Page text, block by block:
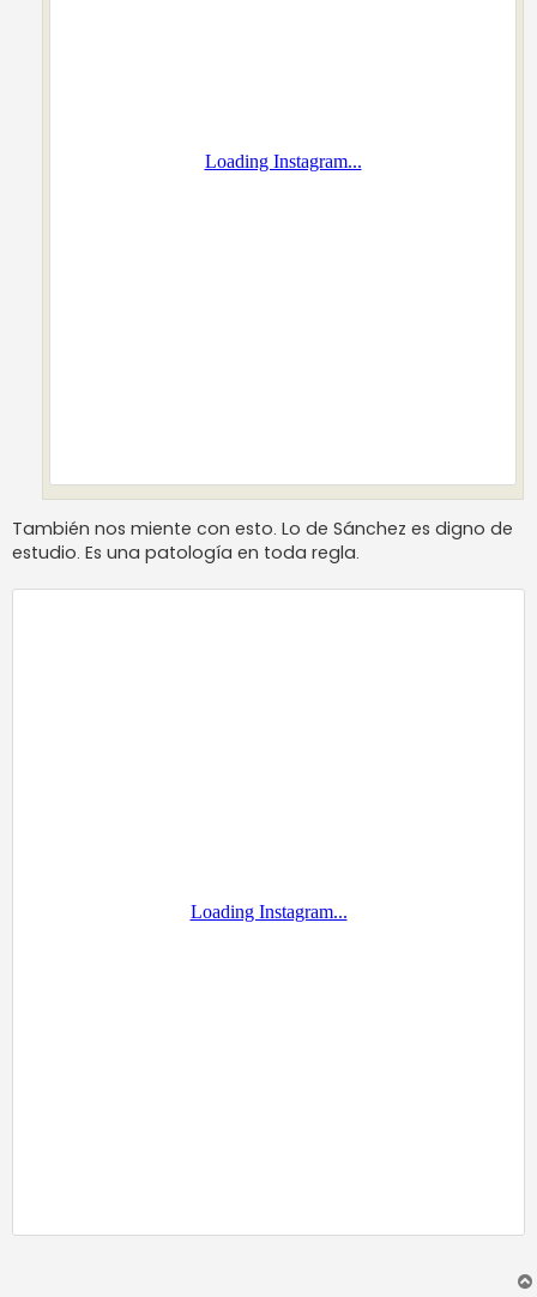
También nos miente con esto. Lo de Sánchez es digno de
estudio. Es una patología en toda regla.